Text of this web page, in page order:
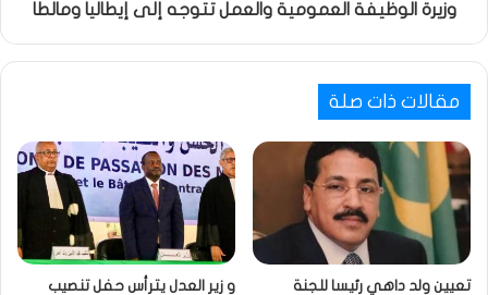
وزيرة الوظيفة العمومية والعمل تتوجه إلى إيطاليا ومالطا
مقالات ذات صلة
تعيين ولد داهي رئيسا للجنة
و زير العدل يترأس حفل تنصيب